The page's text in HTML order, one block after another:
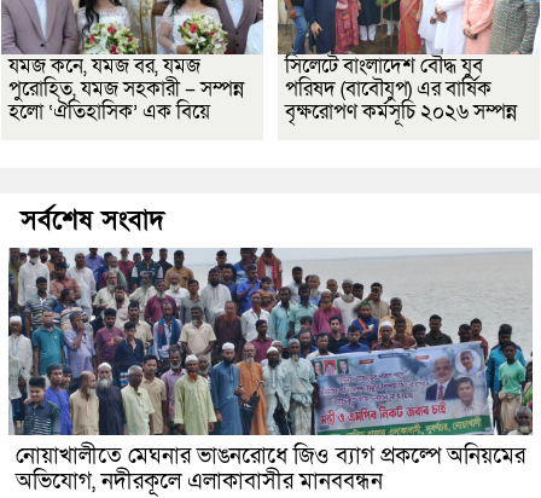
যমজ কনে, যমজ বর, যমজ
পুরোহিত, যমজ সহকারী – সম্পন্ন
হলো ‘ঐতিহাসিক’ এক বিয়ে
সিলেটে বাংলাদেশ বৌদ্ধ যুব
পরিষদ (বাবৌযুপ) এর বার্ষিক
বৃক্ষরোপণ কর্মসূচি ২০২৬ সম্পন্ন
সর্বশেষ সংবাদ
নোয়াখালীতে মেঘনার ভাঙনরোধে জিও ব্যাগ প্রকল্পে অনিয়মের
অভিযোগ, নদীরকূলে এলাকাবাসীর মানববন্ধন